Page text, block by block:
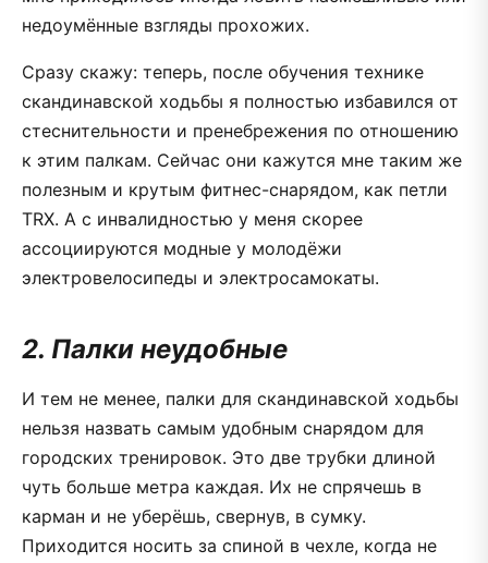
недоумённые взгляды прохожих.
Сразу скажу: теперь, после обучения технике
скандинавской ходьбы я полностью избавился от
стеснительности и пренебрежения по отношению
к этим палкам. Сейчас они кажутся мне таким же
полезным и крутым фитнес-снарядом, как петли
TRX. А с инвалидностью у меня скорее
ассоциируются модные у молодёжи
электровелосипеды и электросамокаты.
2. Палки неудобные
И тем не менее, палки для скандинавской ходьбы
нельзя назвать самым удобным снарядом для
городских тренировок. Это две трубки длиной
чуть больше метра каждая. Их не спрячешь в
карман и не уберёшь, свернув, в сумку.
Приходится носить за спиной в чехле, когда не